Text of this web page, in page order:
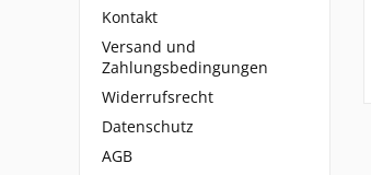
Kontakt
Versand und
Zahlungsbedingungen
Widerrufsrecht
Datenschutz
AGB